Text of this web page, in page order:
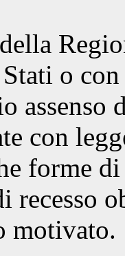
Stati o
assenso
con
forme
recesso
motivato.